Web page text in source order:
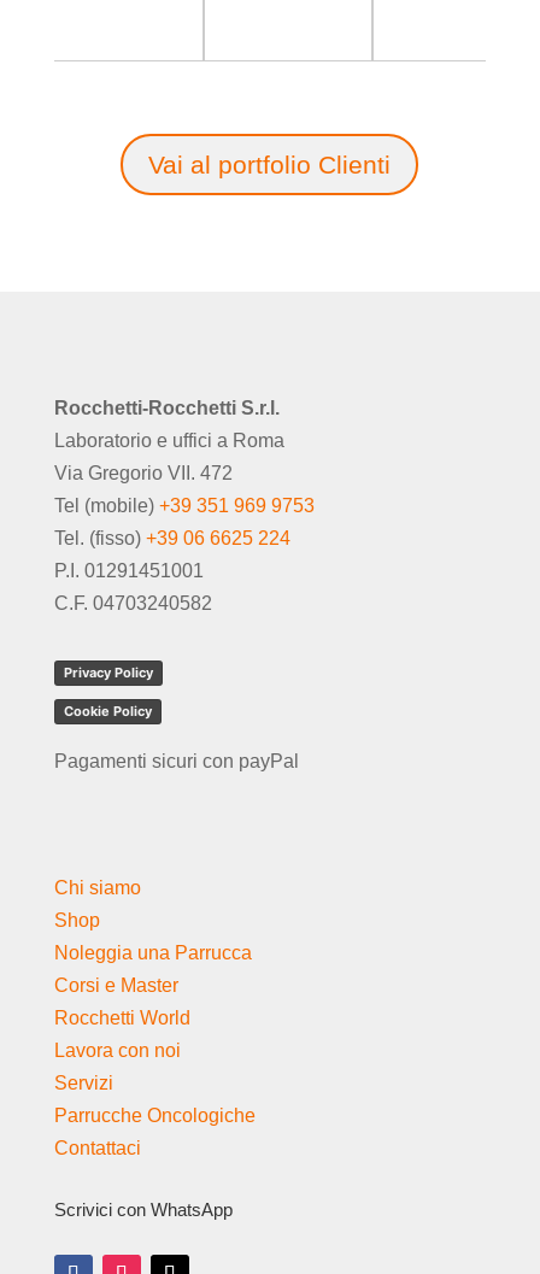
Vai al portfolio Clienti
Rocchetti-Rocchetti S.r.l.
Laboratorio e uffici a Roma
Via Gregorio VII. 472
Tel (mobile) +39 351 969 9753
Tel. (fisso) +39 06 6625 224
P.I. 01291451001
C.F. 04703240582
Privacy Policy
Cookie Policy
Pagamenti sicuri con payPal
Chi siamo
Shop
Noleggia una Parrucca
Corsi e Master
Rocchetti World
Lavora con noi
Servizi
Parrucche Oncologiche
Contattaci
Scrivici con WhatsApp